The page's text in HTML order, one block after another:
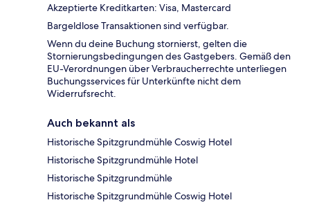
Akzeptierte Kreditkarten: Visa, Mastercard
Bargeldlose Transaktionen sind verfügbar.
Wenn du deine Buchung stornierst, gelten die
Stornierungsbedingungen des Gastgebers. Gemäß den
EU-Verordnungen über Verbraucherrechte unterliegen
Buchungsservices für Unterkünfte nicht dem
Widerrufsrecht.
Auch bekannt als
Historische Spitzgrundmühle Coswig Hotel
Historische Spitzgrundmühle Hotel
Historische Spitzgrundmühle
Historische Spitzgrundmühle Coswig Hotel